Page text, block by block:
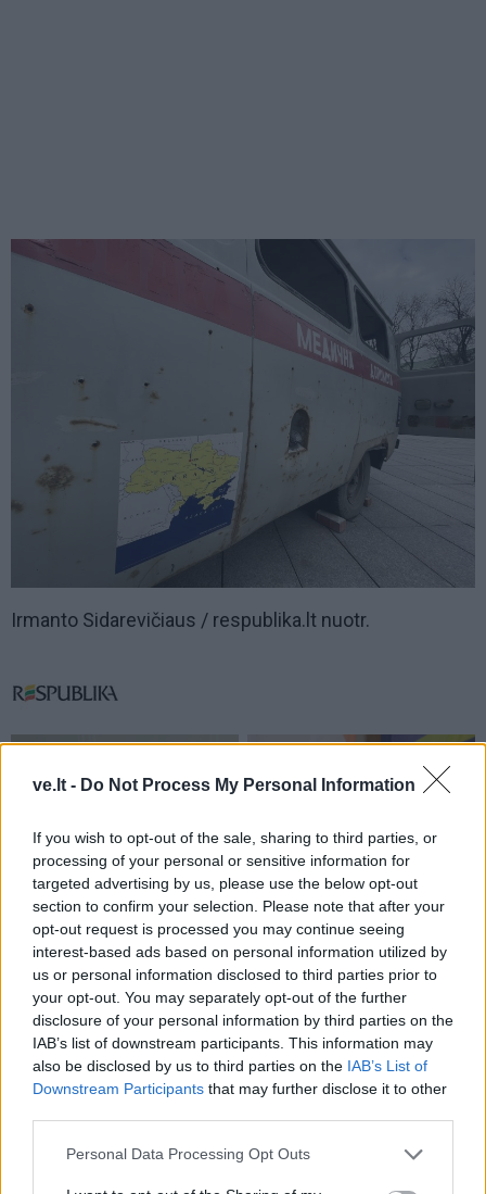
ve.lt - Do Not Process My Personal Information
If you wish to opt-out of the sale, sharing to third parties, or
processing of your personal or sensitive information for
targeted advertising by us, please use the below opt-out
section to confirm your selection. Please note that after your
opt-out request is processed you may continue seeing
interest-based ads based on personal information utilized by
us or personal information disclosed to third parties prior to
your opt-out. You may separately opt-out of the further
disclosure of your personal information by third parties on the
IAB’s list of downstream participants. This information may
also be disclosed by us to third parties on the IAB’s List of
Downstream Participants that may further disclose it to other
Personal Data Processing Opt Outs
Irmanto Sidarevičiaus / respublika.lt nuotr.
Į Klaipėdą iš emigracijos
grįžusi Karina Kučinskienė
įvardijo didžiausią savo
norą
Jūros šventę anksčiau
puošęs Anatolijus
Klemencovas: gal jau
užtenka
Šiuo metu skaitomiausi
atidengė II pasaulinio karo laikų